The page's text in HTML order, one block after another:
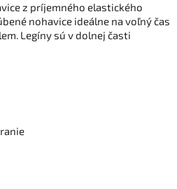
z príjemného elastického
nohavice ideálne na voľný čas
Legíny sú v dolnej časti